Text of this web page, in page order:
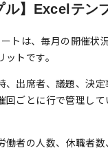
ル】Excelテン
トは、毎月の開催状
トです。
、出席者、議題、決
回ごとに行で管理し
働者の人数、休職者